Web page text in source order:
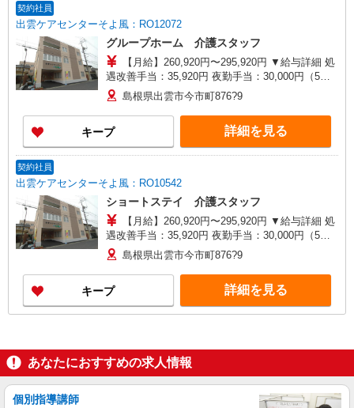
契約社員
出雲ケアセンターそよ風：RO12072
グループホーム 介護スタッフ
【月給】260,920円〜295,920円 ▼給与詳細 処
遇改善手当：35,920円 夜勤手当：30,000円（5回
分） ※6回目以降は1回6,000円支給 ▼下記別途支
給 通勤手当 年末年始手当：380円/時 ※12/300
時〜1/324時 寸志あり：年2回（6月・12月） ※業
績による 特別報酬：平均26.6万円（最高額109万
円） ※2025年6月支給実績 ※処遇改善手当は試用
島根県出雲市今市町876?9
キープ 詳細を見る
契約社員
出雲ケアセンターそよ風：RO10542
ショートステイ 介護スタッフ
【月給】260,920円〜295,920円 ▼給与詳細 処
遇改善手当：35,920円 夜勤手当：30,000円（5回
分） ※6回目以降は1回6,000円支給 ▼下記別途支
給 通勤手当 年末年始手当：380円/時 寸志あり：
年2回（6月・12月） ※業績による 特別報酬：平
均34.1万円（最高額135万円） ※2025年6月支給実
績 ※処遇改善手当は試用期間中(3ヶ月)は支給なし
島根県出雲市今市町876?9
キープ 詳細を見る
あなたにおすすめの求人情報
個別指導講師